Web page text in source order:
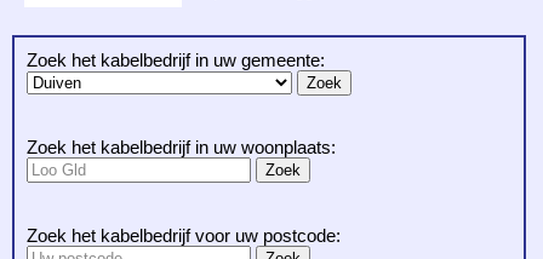
Zoek het kabelbedrijf in uw gemeente:
Zoek het kabelbedrijf in uw woonplaats:
Zoek het kabelbedrijf voor uw postcode: